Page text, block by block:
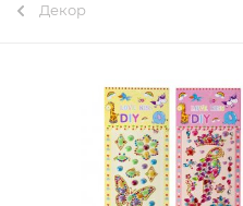
Декор